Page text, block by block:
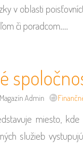
v oblasti
či poradcom.…
Magazín Admin
miesto,
služieb